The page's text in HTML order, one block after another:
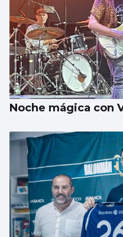
EDUCACIÓN
La FP Dual
todo en Vigo
Noche mágica con